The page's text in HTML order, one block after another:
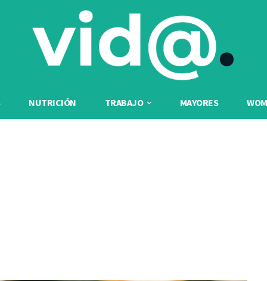
NUTRICIÓN TRABAJO MAYORES